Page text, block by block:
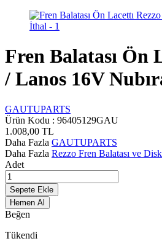
Fren Balatası Ön
/ Lanos 16V
GAUTUPARTS
Ürün Kodu : 96405129GAU
1.008,00 TL
Daha Fazla GAUTUPARTS
Daha Fazla Rezzo Fren Balatası ve
Adet
Sepete Ekle
Hemen Al
Beğen
Tükendi